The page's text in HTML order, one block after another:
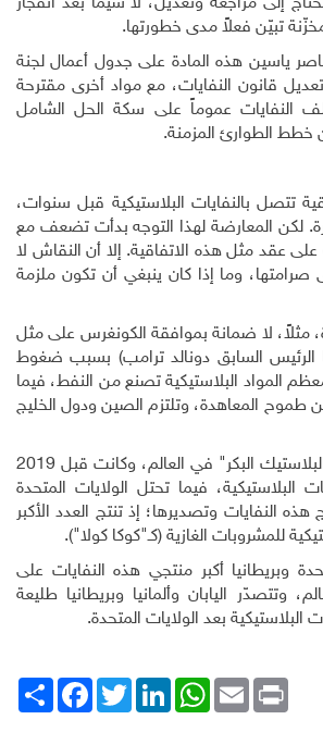
تبيّن فعلاً مدى خطورتها.
ياسين هذه المادة على جدول أعمال لجنة
تعديل قانون النفايات، مع مواد أخرى مقترحة
النفايات عموماً على سكة الحل الشامل
خطط الطوارئ المزمنة.
تتصل بالنفايات البلاستيكية قبل سنوات،
لكن المعارضة لهذا التوجه بدأت تضعف مع
نحو 100 دولة على عقد مثل هذه الاتفاقية. إلا أن النقاش لا
وما إذا كان ينبغي أن تكون ملزمة
مثلاً، لا ضمانة بموافقة الكونغرس على مثل
الرئيس السابق دونالد ترامب) بسبب ضغوط
المواد البلاستيكية تصنع من النفط، فيما
من طموح المعاهدة، وتلتزم الصين ودول الخليج
وتنتج الصين معظم "البلاستيك البكر" في العالم، وكانت قبل 2019
البلاستيكية، فيما تحتل الولايات المتحدة
هذه النفايات وتصديرها؛ إذ تنتج العدد الأكبر
للمشروبات الغازية (كـ"كوكا كولا").
وبريطانيا أكبر منتجي هذه النفايات على
وتتصدّر اليابان وألمانيا وبريطانيا طليعة
البلاستيكية بعد الولايات المتحدة.
انشر
FacebookTwitterLinkedIn
WhatsAppEmail Print